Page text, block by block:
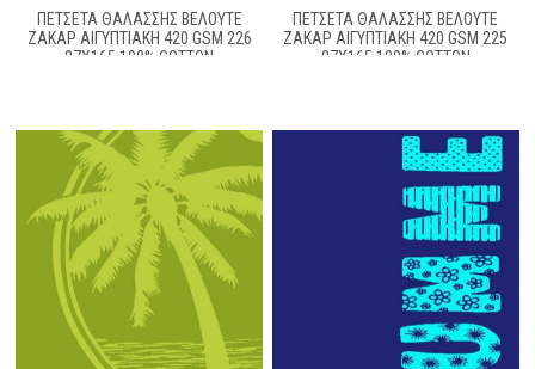
ΠΕΤΣΈΤΑ ΘΑΛΆΣΣΗΣ ΒΕΛΟΥΤΈ
ΖΑΚΆΡ ΑΙΓΥΠΤΙΑΚΉ 420 GSM 226
87X165 100% COTTON
ΠΕΤΣΈΤΑ ΘΑΛΆΣΣΗΣ ΒΕΛΟΥΤΈ
ΖΑΚΆΡ ΑΙΓΥΠΤΙΑΚΉ 420 GSM 225
87X165 100% COTTON